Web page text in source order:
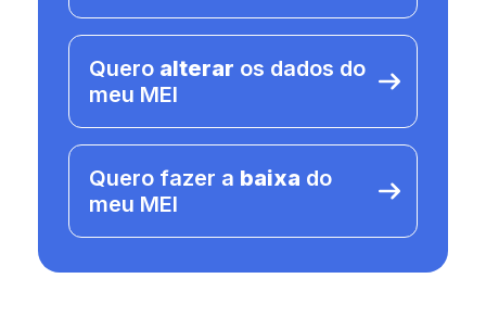
Quero alterar os dados do
meu MEI
Quero fazer a baixa do
meu MEI